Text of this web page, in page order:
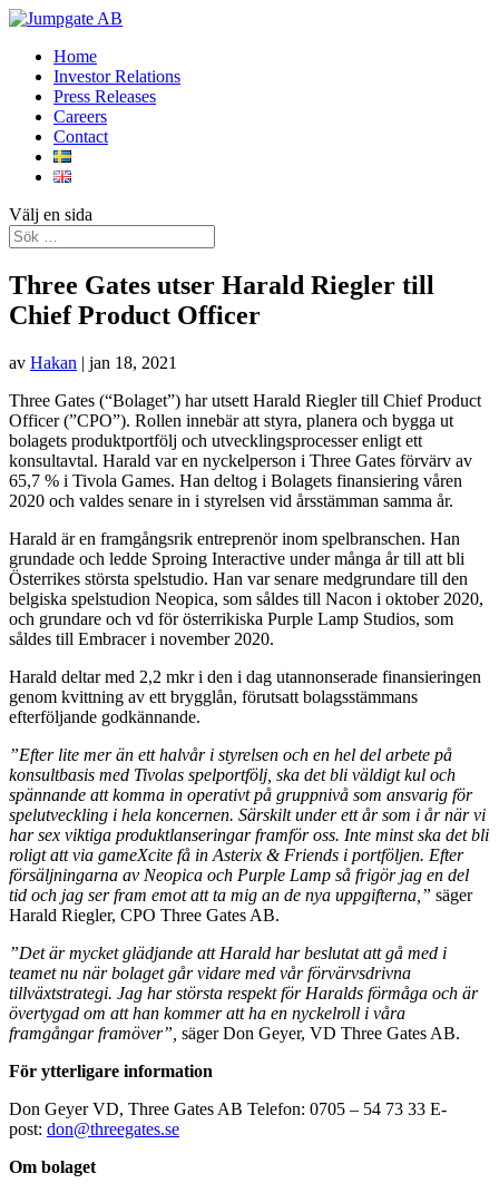
Home
Investor Relations
Press Releases
Careers
Contact
Välj en sida
Three Gates utser Harald Riegler till
Chief Product Officer
av Hakan | jan 18, 2021
Three Gates (“Bolaget”) har utsett Harald Riegler till Chief Product
Officer (”CPO”). Rollen innebär att styra, planera och bygga ut
bolagets produktportfölj och utvecklingsprocesser enligt ett
konsultavtal. Harald var en nyckelperson i Three Gates förvärv av
65,7 % i Tivola Games. Han deltog i Bolagets finansiering våren
2020 och valdes senare in i styrelsen vid årsstämman samma år.
Harald är en framgångsrik entreprenör inom spelbranschen. Han
grundade och ledde Sproing Interactive under många år till att bli
Österrikes största spelstudio. Han var senare medgrundare till den
belgiska spelstudion Neopica, som såldes till Nacon i oktober 2020,
och grundare och vd för österrikiska Purple Lamp Studios, som
såldes till Embracer i november 2020.
Harald deltar med 2,2 mkr i den i dag utannonserade finansieringen
genom kvittning av ett brygglån, förutsatt bolagsstämmans
efterföljande godkännande.
”Efter lite mer än ett halvår i styrelsen och en hel del arbete på
konsultbasis med Tivolas spelportfölj, ska det bli väldigt kul och
spännande att komma in operativt på gruppnivå som ansvarig för
spelutveckling i hela koncernen. Särskilt under ett år som i år när vi
har sex viktiga produktlanseringar framför oss. Inte minst ska det bli
roligt att via gameXcite få in Asterix & Friends i portföljen. Efter
försäljningarna av Neopica och Purple Lamp så frigör jag en del
tid och jag ser fram emot att ta mig an de nya uppgifterna,” säger
Harald Riegler, CPO Three Gates AB.
”Det är mycket glädjande att Harald har beslutat att gå med i
teamet nu när bolaget går vidare med vår förvärvsdrivna
tillväxtstrategi. Jag har största respekt för Haralds förmåga och är
övertygad om att han kommer att ha en nyckelroll i våra
framgångar framöver”, säger Don Geyer, VD Three Gates AB.
För ytterligare information
Don Geyer VD, Three Gates AB Telefon: 0705 – 54 73 33 E-
post: don@threegates.se
Om bolaget